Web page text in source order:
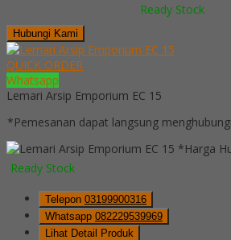
Ready Stock
Hubungi Kami
QUICK ORDER
Whatsapp
Lemari Arsip Emporium EC 15
*Pemesanan dapat langsung
*Harga
Ready Stock
Telepon 03199900316
Whatsapp 082229539969
Lihat Detail Produk